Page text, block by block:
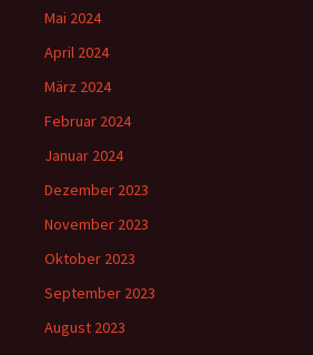
Mai 2024
April 2024
März 2024
Februar 2024
Januar 2024
Dezember 2023
November 2023
Oktober 2023
September 2023
August 2023